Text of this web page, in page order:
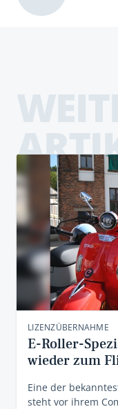
LIZENZÜBERNAHME
E-Roller-
wieder zum
Eine der
steht vor ihrem